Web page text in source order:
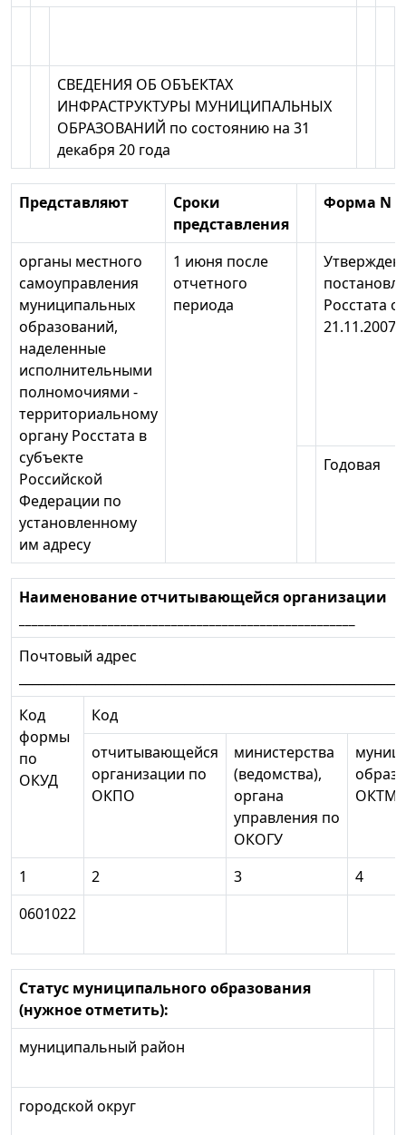
СВЕДЕНИЯ ОБ ОБЪЕКТАХ
ИНФРАСТРУКТУРЫ МУНИЦИПАЛЬНЫХ
ОБРАЗОВАНИЙ по состоянию на 31
декабря 20 года
Представляют
Сроки
представления
Форма N
органы местного
самоуправления
муниципальных
образований,
наделенные
исполнительными
полномочиями -
территориальному
органу Росстата в
субъекте
Российской
Федерации по
установленному
им адресу
1 июня после
отчетного
периода
Росстата от
21.11.2007
Годовая
Наименование отчитывающейся организации
Почтовый адрес
Код
формы
по
ОКУД
Код
отчитывающейся
организации по
ОКПО
министерства
(ведомства),
органа
управления по
ОКОГУ
1 2 3
4
0601022
Статус муниципального образования
(нужное отметить):
муниципальный район
городской округ